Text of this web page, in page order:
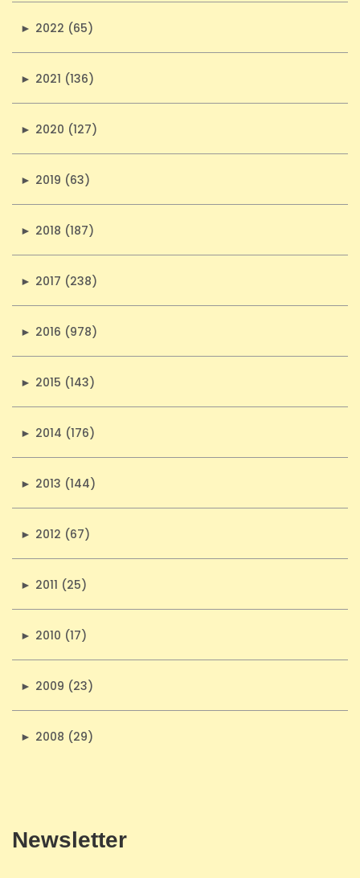
► 2022 (65)
► 2021 (136)
► 2020 (127)
► 2019 (63)
► 2018 (187)
► 2017 (238)
► 2016 (978)
► 2015 (143)
► 2014 (176)
► 2013 (144)
► 2012 (67)
► 2011 (25)
► 2010 (17)
► 2009 (23)
► 2008 (29)
Newsletter